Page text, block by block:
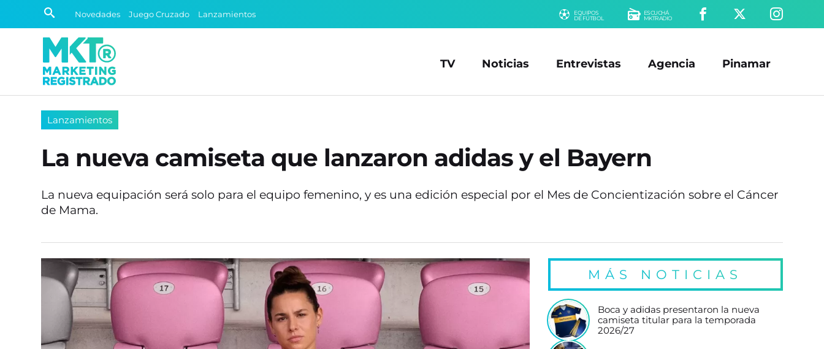
Novedades Juego Cruzado Lanzamientos
EQUIPOS
DE FÚTBOL
ESCUCHÁ
MKTRADIO
TV Noticias Entrevistas Agencia Pinamar
Lanzamientos
La nueva camiseta que lanzaron adidas y el Bayern
La nueva equipación será solo para el equipo femenino, y es una edición especial por el Mes de Concientización sobre el Cáncer
de Mama.
MÁS NOTICIAS
Boca y adidas presentaron la nueva
camiseta titular para la temporada
2026/27